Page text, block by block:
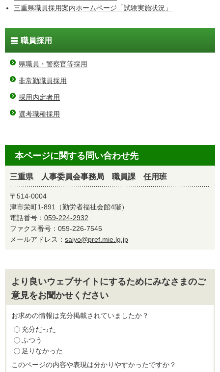
三重県職員採用案内ホームページ「試験実施状況」
職員採用
県職員・警察官等採用
非常勤職員採用
採用内定者用
選考職種採用
本ページに関する問い合わせ先
三重県 人事委員会事務局 職員課 任用班
〒514-0004
津市栄町1-891（勤労者福祉会館4階）
電話番号： 059-224-2932
ファクス番号：059-226-7545
メールアドレス： saiyo@pref.mie.lg.jp
より良いウェブサイトにするためにみなさまのご
意見をお聞かせください
お求めの情報は充分掲載されていましたか？
充分だった
ふつう
足りなかった
このページの内容や表現は分かりやすかったですか？